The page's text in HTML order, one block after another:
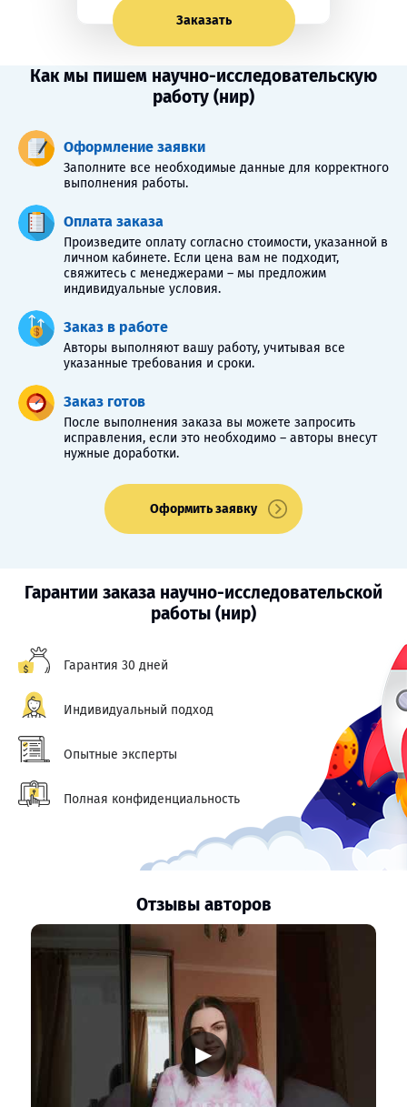
Заказать
Как мы пишем научно-исследовательскую
работу (нир)
Оформление заявки
Заполните все необходимые данные для корректного
выполнения работы.
Оплата заказа
Произведите оплату согласно стоимости, указанной в
личном кабинете. Если цена вам не подходит,
свяжитесь с менеджерами – мы предложим
индивидуальные условия.
Заказ в работе
Авторы выполняют вашу работу, учитывая все
указанные требования и сроки.
Заказ готов
После выполнения заказа вы можете запросить
исправления, если это необходимо – авторы внесут
нужные доработки.
Оформить заявку
Гарантии заказа научно-исследовательской
работы (нир)
Гарантия 30 дней
Индивидуальный подход
Опытные эксперты
Полная конфиденциальность
Отзывы авторов
▶